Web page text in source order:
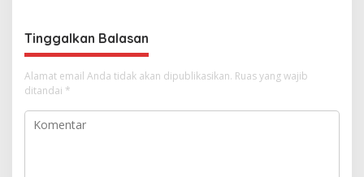
Tinggalkan Balasan
Alamat email Anda tidak akan dipublikasikan. Ruas yang wajib
ditandai *